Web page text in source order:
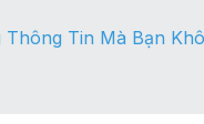
Tin Mà Bạn